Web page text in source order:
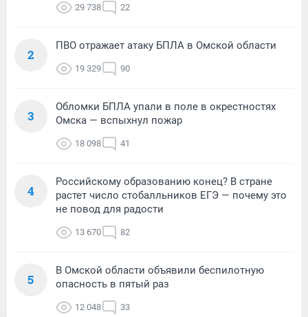
29 738 22
2
ПВО отражает атаку БПЛА в Омской области
19 329 90
3
Обломки БПЛА упали в поле в окрестностях
Омска — вспыхнул пожар
18 098 41
4
Российскому образованию конец? В стране
растет число стобалльников ЕГЭ — почему это
не повод для радости
13 670 82
5
В Омской области объявили беспилотную
опасность в пятый раз
12 048 33